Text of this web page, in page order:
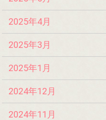
2025年4月
2025年3月
2025年1月
2024年12月
2024年11月